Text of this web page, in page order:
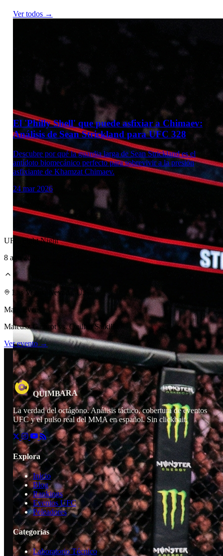
Ver todos →
El 'Philly Shell' que puede asfixiar a Chimaev:
Análisis de Sean Strickland para UFC 328
Descubre por qué la guardia larga de Sean Strickland es el
antídoto biomecánico perfecto para sobrevivir a la presión
asfixiante de Khamzat Chimaev.
24 mar 2026
UFC Fight Night
8 ago 2026
Las Vegas, Nevada, U.S.
Main Event
Mateusz Gamrot vs. Quillan Salkilld
Ver evento →
QUIMBARA
La verdad del octágono. Análisis táctico, cobertura de eventos
UFC y el pulso real del MMA en español. Sin clickbait.
Explora
Inicio
Blog
Rankings
Eventos UFC
Peleadores
Categorías
Laboratorio Técnico